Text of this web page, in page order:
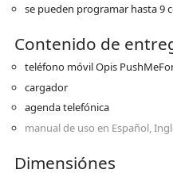
se pueden programar hasta 9
Contenido de
teléfono móvil Opis
cargador
agenda telefónica
manual de uso en Español,
Dimensiónes